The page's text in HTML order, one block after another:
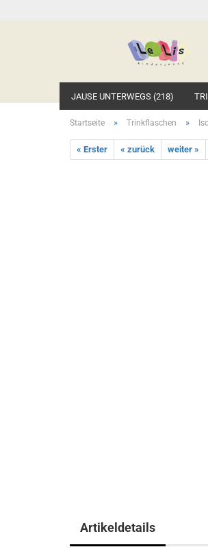
JAUSE UNTERWEGS (218)
Startseite » Trinkflaschen »
« Erster « zurück weiter »
Artikeldetails